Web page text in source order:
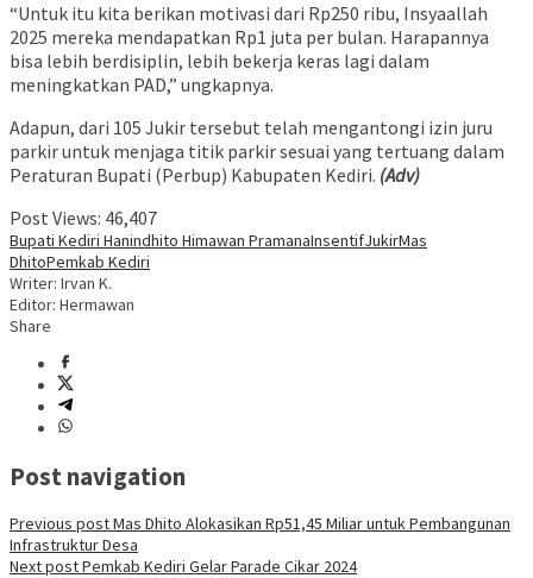
“Untuk itu kita berikan motivasi dari Rp250 ribu, Insyaallah
2025 mereka mendapatkan Rp1 juta per bulan. Harapannya
bisa lebih berdisiplin, lebih bekerja keras lagi dalam
meningkatkan PAD,” ungkapnya.
Adapun, dari 105 Jukir tersebut telah mengantongi izin juru
parkir untuk menjaga titik parkir sesuai yang tertuang dalam
Peraturan Bupati (Perbup) Kabupaten Kediri. (Adv)
Post Views: 46,407
Bupati Kediri Hanindhito Himawan PramanaInsentifJukirMas
DhitoPemkab Kediri
Writer: Irvan K.
Editor: Hermawan
Share
Post navigation
Previous postMas Dhito Alokasikan Rp51,45 Miliar untuk Pembangunan
Infrastruktur Desa
Next postPemkab Kediri Gelar Parade Cikar 2024